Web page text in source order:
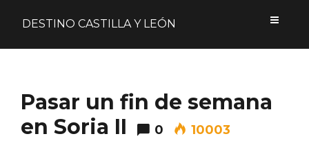
DESTINO CASTILLA Y LEÓN
Pasar un fin de semana
en Soria II
0 10003
Nombre de usuario o correo electrónico